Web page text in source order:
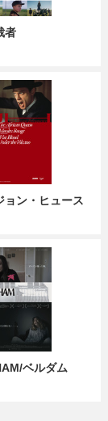
者
ョン・ヒュース
ベルダム